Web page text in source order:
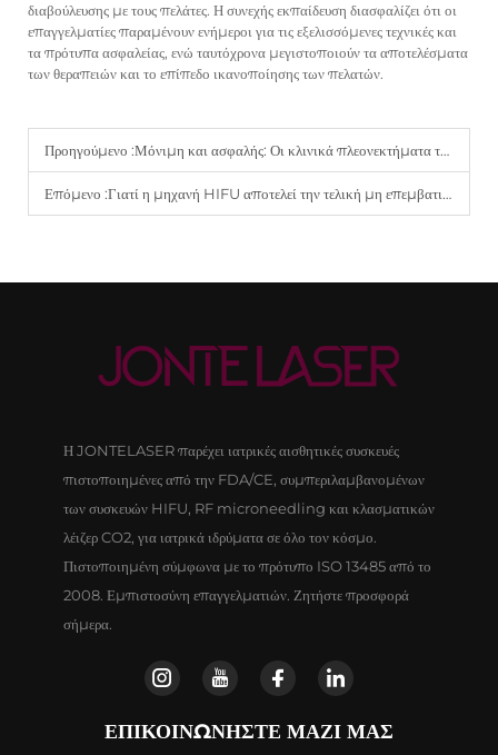
διαβούλευσης με τους πελάτες. Η συνεχής εκπαίδευση διασφαλίζει ότι οι
επαγγελματίες παραμένουν ενήμεροι για τις εξελισσόμενες τεχνικές και
τα πρότυπα ασφαλείας, ενώ ταυτόχρονα μεγιστοποιούν τα αποτελέσματα
των θεραπειών και το επίπεδο ικανοποίησης των πελατών.
Προηγούμενο :Μόνιμη και ασφαλής: Οι κλινικά πλεονεκτήματα της μηχανής αφαίρεσης τριχών με λέιζερ διόδου 808 nm.
Επόμενο :Γιατί η μηχανή HIFU αποτελεί την τελική μη επεμβατική εναλλακτική λύση σε μια αναζωογόνηση προσώπου.
Η JONTELASER παρέχει ιατρικές αισθητικές συσκευές
πιστοποιημένες από την FDA/CE, συμπεριλαμβανομένων
των συσκευών HIFU, RF microneedling και κλασματικών
λέιζερ CO2, για ιατρικά ιδρύματα σε όλο τον κόσμο.
Πιστοποιημένη σύμφωνα με το πρότυπο ISO 13485 από το
2008. Εμπιστοσύνη επαγγελματιών. Ζητήστε προσφορά
σήμερα.
ΕΠΙΚΟΙΝΩΝΗΣΤΕ ΜΑΖΙ ΜΑΣ